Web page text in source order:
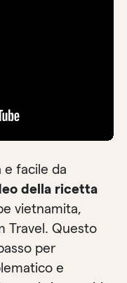
e facile da
della ricetta
vietnamita,
Travel. Questo
per
e